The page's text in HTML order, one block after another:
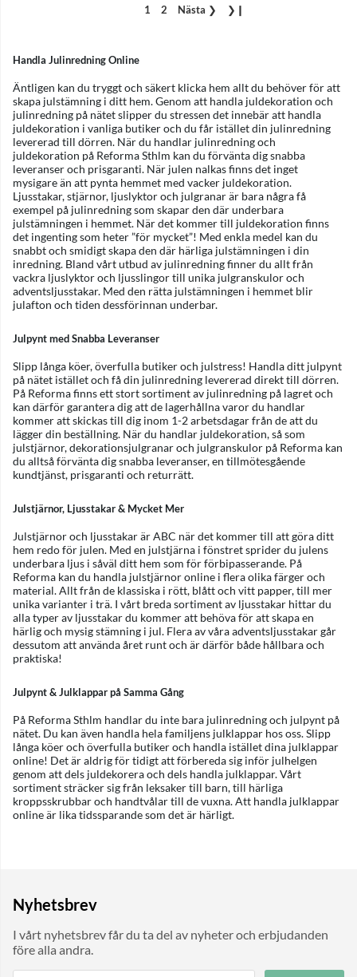
1 2 Nästa ❯ ❯❙
Handla Julinredning Online
Äntligen kan du tryggt och säkert klicka hem allt du behöver för att
skapa julstämning i ditt hem. Genom att handla juldekoration och
julinredning på nätet slipper du stressen det innebär att handla
juldekoration i vanliga butiker och du får istället din julinredning
levererad till dörren. När du handlar julinredning och
juldekoration på Reforma Sthlm kan du förvänta dig snabba
leveranser och prisgaranti. När julen nalkas finns det inget
mysigare än att pynta hemmet med vacker juldekoration.
Ljusstakar, stjärnor, ljuslyktor och julgranar är bara några få
exempel på julinredning som skapar den där underbara
julstämningen i hemmet. När det kommer till juldekoration finns
det ingenting som heter ”för mycket”! Med enkla medel kan du
snabbt och smidigt skapa den där härliga julstämningen i din
inredning. Bland vårt utbud av julinredning finner du allt från
vackra ljuslyktor och ljusslingor till unika julgranskulor och
adventsljusstakar. Med den rätta julstämningen i hemmet blir
julafton och tiden dessförinnan underbar.
Julpynt med Snabba Leveranser
Slipp långa köer, överfulla butiker och julstress! Handla ditt julpynt
på nätet istället och få din julinredning levererad direkt till dörren.
På Reforma finns ett stort sortiment av julinredning på lagret och
kan därför garantera dig att de lagerhållna varor du handlar
kommer att skickas till dig inom 1-2 arbetsdagar från de att du
lägger din beställning. När du handlar juldekoration, så som
julstjärnor, dekorationsjulgranar och julgranskulor på Reforma kan
du alltså förvänta dig snabba leveranser, en tillmötesgående
kundtjänst, prisgaranti och returrätt.
Julstjärnor, Ljusstakar & Mycket Mer
Julstjärnor och ljusstakar är ABC när det kommer till att göra ditt
hem redo för julen. Med en julstjärna i fönstret sprider du julens
underbara ljus i såväl ditt hem som för förbipasserande. På
Reforma kan du handla julstjärnor online i flera olika färger och
material. Allt från de klassiska i rött, blått och vitt papper, till mer
unika varianter i trä. I vårt breda sortiment av ljusstakar hittar du
alla typer av ljusstakar du kommer att behöva för att skapa en
härlig och mysig stämning i jul. Flera av våra adventsljusstakar går
dessutom att använda året runt och är därför både hållbara och
praktiska!
Julpynt & Julklappar på Samma Gång
På Reforma Sthlm handlar du inte bara julinredning och julpynt på
nätet. Du kan även handla hela familjens julklappar hos oss. Slipp
långa köer och överfulla butiker och handla istället dina julklappar
online! Det är aldrig för tidigt att förbereda sig inför julhelgen
genom att dels juldekorera och dels handla julklappar. Vårt
sortiment sträcker sig från leksaker till barn, till härliga
kroppsskrubbar och handtvålar till de vuxna. Att handla julklappar
online är lika tidssparande som det är härligt.
Nyhetsbrev
I vårt nyhetsbrev får du ta del av nyheter och erbjudanden
före alla andra.